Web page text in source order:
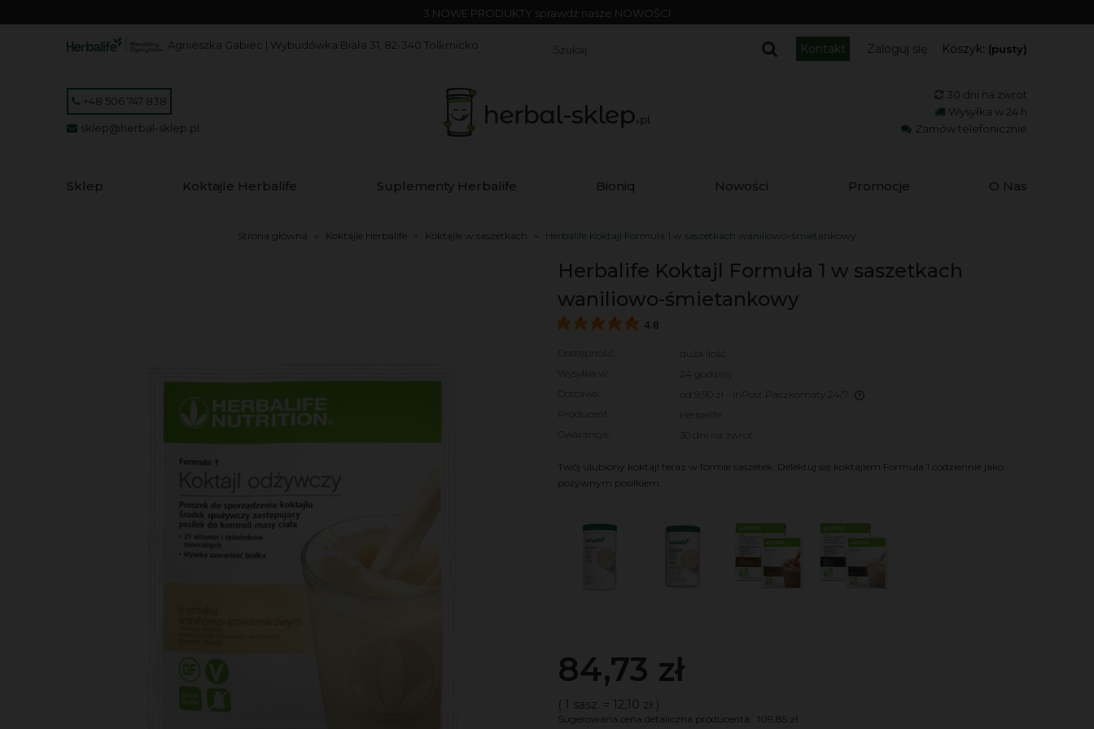
3 NOWE PRODUKTY sprawdź nasze NOWOŚCI
Agnieszka Gabiec | Wybudówka Biała 31, 82-340 Tolkmicko Koszyk: (pusty)
Kontakt Zaloguj się
+48 506 747 838
sklep@herbal-sklep.pl
30 dni na zwrot
Wysyłka w 24 h
Zamów telefonicznie
Sklep Koktajle Herbalife Suplementy Herbalife Bioniq Nowości Promocje O Nas
Strona główna Koktajle Herbalife Koktajle w saszetkach Herbalife Koktajl Formuła 1 w saszetkach waniliowo-śmietankowy
Herbalife Koktajl Formuła 1 w saszetkach
waniliowo-śmietankowy
4.8
Dostępność:
duża ilość
Wysyłka w:
24 godziny
Dostawa:
od 9,90 zł - InPost Paczkomaty 24/7
Cena nie zawiera ewentualnych
Producent:
Herbalife
Gwarancja:
30 dni na zwrot
Twój ulubiony koktajl teraz w formie saszetek. Delektuj się koktajlem Formuła 1 codziennie jako
pożywnym posiłkiem.
84,73 zł
( 1 sasz. = 12,10 zł )
Sugerowana cena detaliczna producenta: 109,85 zł